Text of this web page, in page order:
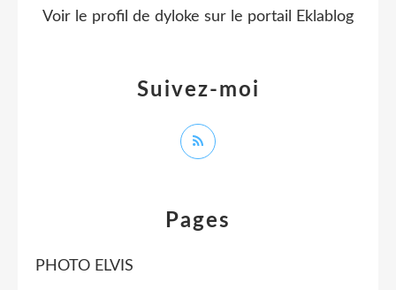
Pages
PHOTO ELVIS
Suivez-moi
Voir le profil de dyloke sur le portail Eklablog